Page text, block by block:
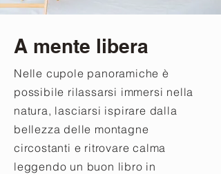
A mente libera
Nelle cupole panoramiche è
possibile rilassarsi immersi nella
natura, lasciarsi ispirare dalla
bellezza delle montagne
circostanti e ritrovare calma
leggendo un buon libro in